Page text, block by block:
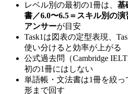
レベル別の最初の1冊は、 基
書／6.0〜6.5＝スキル別の
アンサーが目安
Task1は図表の定型表現、
使い分けると効率が上がる
公式過去問（Cambridge
初の1冊にはしない
単語帳・文法書は1冊を絞
形まで回す